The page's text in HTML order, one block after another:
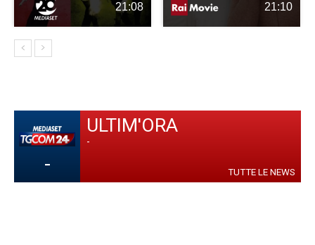
21:08 21:10
-
ULTIM'ORA
-
TUTTE LE NEWS